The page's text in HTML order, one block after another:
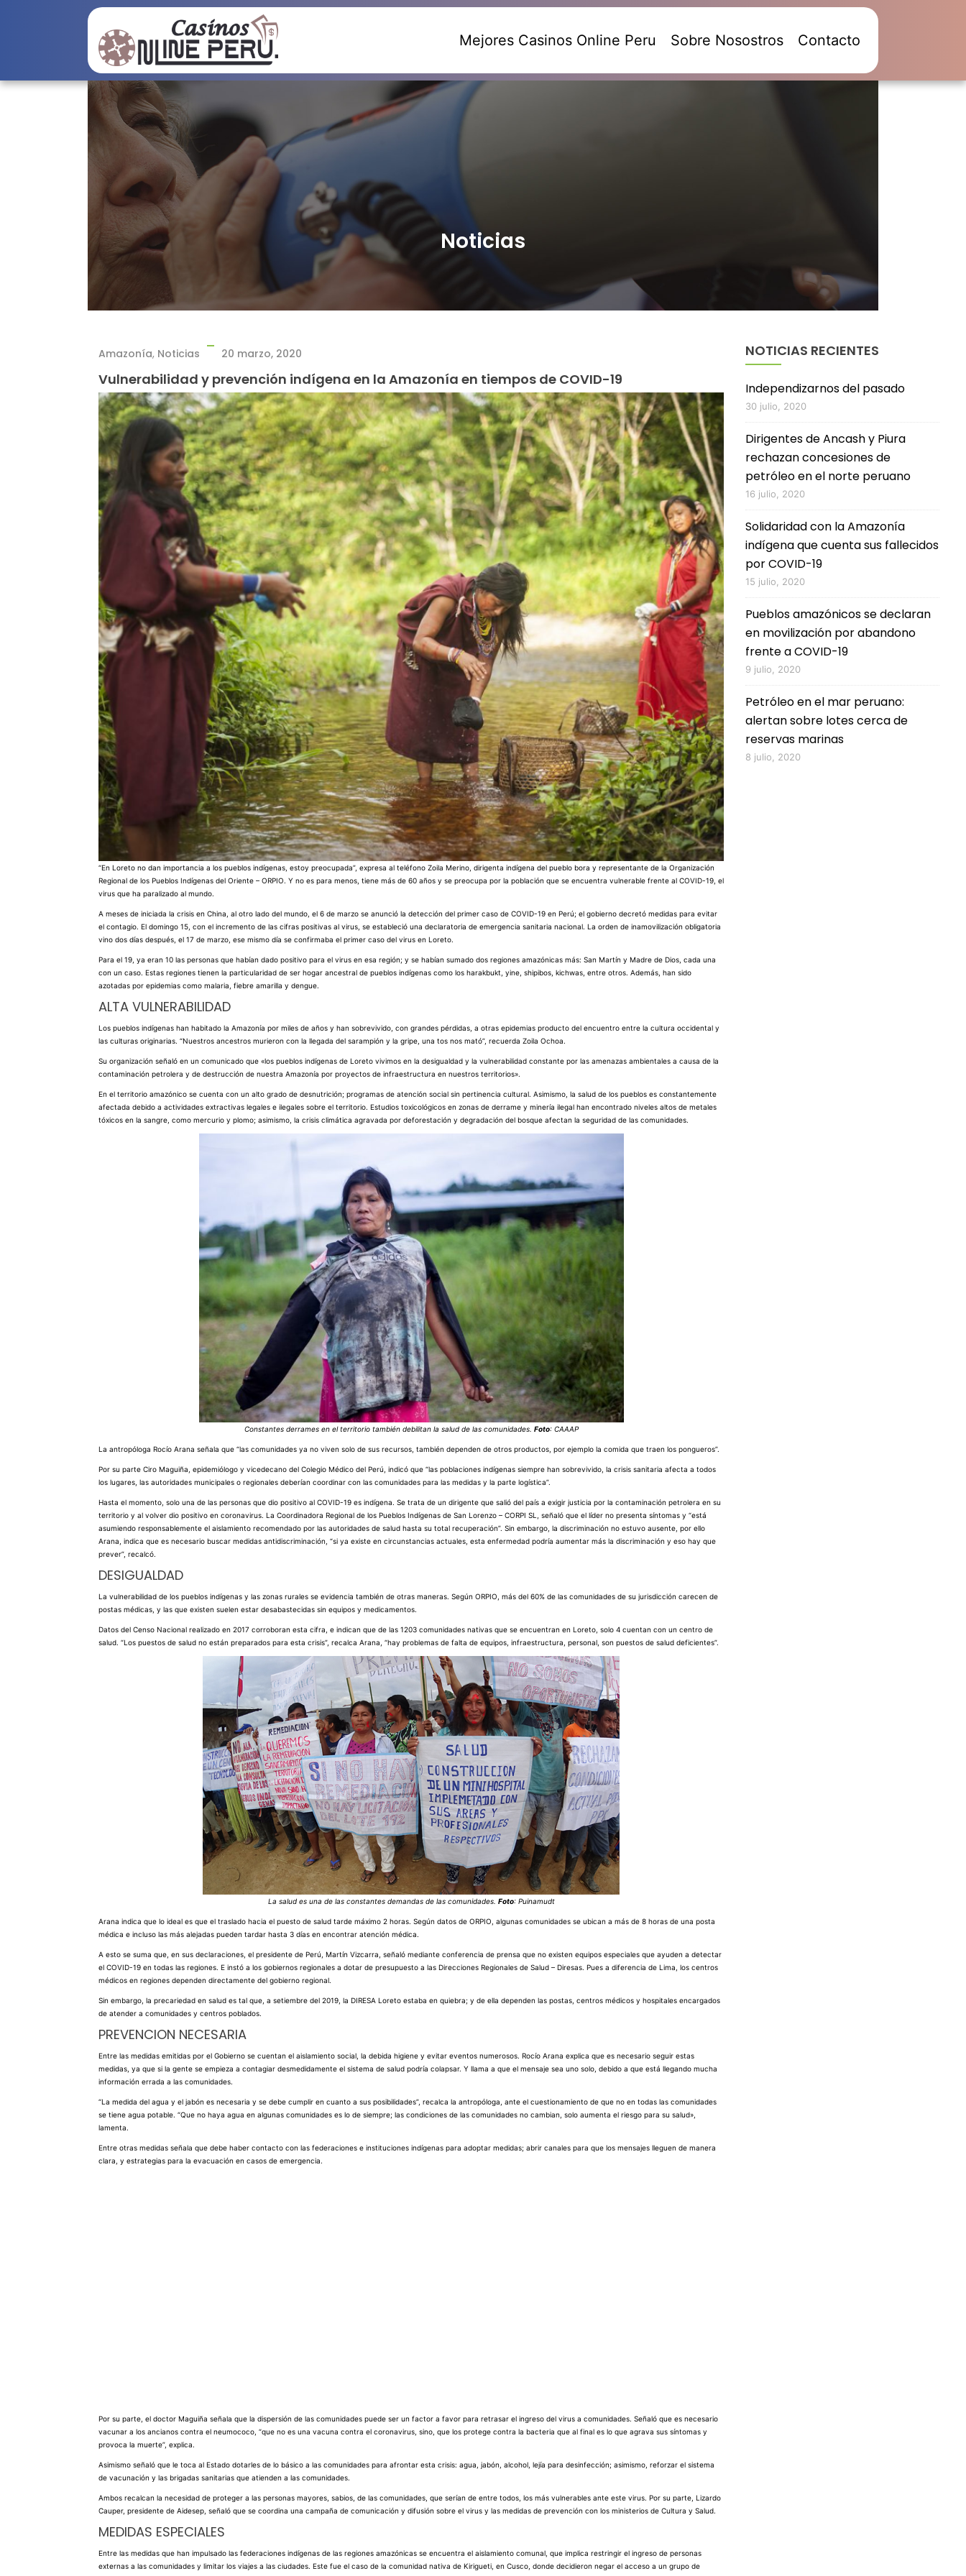
Mejores Casinos Online Peru Sobre Nosostros Contacto
Noticias
Amazonía, Noticias 20 marzo, 2020
Vulnerabilidad y prevención indígena en la Amazonía en tiempos de COVID-19
“En Loreto no dan importancia a los pueblos indígenas, estoy preocupada”, expresa al teléfono Zoila Merino, dirigenta indígena del pueblo bora y representante de la Organización
Regional de los Pueblos Indígenas del Oriente – ORPIO. Y no es para menos, tiene más de 60 años y se preocupa por la población que se encuentra vulnerable frente al COVID-19, el
virus que ha paralizado al mundo.
A meses de iniciada la crisis en China, al otro lado del mundo, el 6 de marzo se anunció la detección del primer caso de COVID-19 en Perú; el gobierno decretó medidas para evitar
el contagio. El domingo 15, con el incremento de las cifras positivas al virus, se estableció una declaratoria de emergencia sanitaria nacional. La orden de inamovilización obligatoria
vino dos días después, el 17 de marzo, ese mismo día se confirmaba el primer caso del virus en Loreto.
Para el 19, ya eran 10 las personas que habían dado positivo para el virus en esa región; y se habían sumado dos regiones amazónicas más: San Martín y Madre de Dios, cada una
con un caso. Estas regiones tienen la particularidad de ser hogar ancestral de pueblos indígenas como los harakbukt, yine, shipibos, kichwas, entre otros. Además, han sido
azotadas por epidemias como malaria, fiebre amarilla y dengue.
ALTA VULNERABILIDAD
Los pueblos indígenas han habitado la Amazonía por miles de años y han sobrevivido, con grandes pérdidas, a otras epidemias producto del encuentro entre la cultura occidental y
las culturas originarias. “Nuestros ancestros murieron con la llegada del sarampión y la gripe, una tos nos mató”, recuerda Zoila Ochoa.
Su organización señaló en un comunicado que «los pueblos indígenas de Loreto vivimos en la desigualdad y la vulnerabilidad constante por las amenazas ambientales a causa de la
contaminación petrolera y de destrucción de nuestra Amazonía por proyectos de infraestructura en nuestros territorios».
En el territorio amazónico se cuenta con un alto grado de desnutrición; programas de atención social sin pertinencia cultural. Asimismo, la salud de los pueblos es constantemente
afectada debido a actividades extractivas legales e ilegales sobre el territorio. Estudios toxicológicos en zonas de derrame y minería ilegal han encontrado niveles altos de metales
tóxicos en la sangre, como mercurio y plomo; asimismo, la crisis climática agravada por deforestación y degradación del bosque afectan la seguridad de las comunidades.
Constantes derrames en el territorio también debilitan la salud de las comunidades. Foto: CAAAP
La antropóloga Rocío Arana señala que “las comunidades ya no viven solo de sus recursos, también dependen de otros productos, por ejemplo la comida que traen los pongueros”.
Por su parte Ciro Maguiña, epidemiólogo y vicedecano del Colegio Médico del Perú, indicó que “las poblaciones indígenas siempre han sobrevivido, la crisis sanitaria afecta a todos
los lugares, las autoridades municipales o regionales deberían coordinar con las comunidades para las medidas y la parte logística”.
Hasta el momento, solo una de las personas que dio positivo al COVID-19 es indígena. Se trata de un dirigente que salió del país a exigir justicia por la contaminación petrolera en su
territorio y al volver dio positivo en coronavirus. La Coordinadora Regional de los Pueblos Indígenas de San Lorenzo – CORPI SL, señaló que el líder no presenta síntomas y “está
asumiendo responsablemente el aislamiento recomendado por las autoridades de salud hasta su total recuperación”. Sin embargo, la discriminación no estuvo ausente , por ello
Arana, indica que es necesario buscar medidas antidiscriminación, “si ya existe en circunstancias actuales, esta enfermedad podría aumentar más la discriminación y eso hay que
prever”, recalcó.
DESIGUALDAD
La vulnerabilidad de los pueblos indígenas y las zonas rurales se evidencia también de otras maneras. Según ORPIO, más del 60% de las comunidades de su jurisdicción carecen de
postas médicas, y las que existen suelen estar desabastecidas sin equipos y medicamentos.
Datos del Censo Nacional realizado en 2017 corroboran esta cifra, e indican que de las 1203 comunidades nativas que se encuentran en Loreto, solo 4 cuentan con un centro de
salud. “Los puestos de salud no están preparados para esta crisis”, recalca Arana, “hay problemas de falta de equipos, infraestructura, personal, son puestos de salud deficientes”.
La salud es una de las constantes demandas de las comunidades. Foto: Puinamudt
Arana indica que lo ideal es que el traslado hacia el puesto de salud tarde máximo 2 horas. Según datos de ORPIO, algunas comunidades se ubican a más de 8 horas de una posta
médica e incluso las más alejadas pueden tardar hasta 3 días en encontrar atención médica.
A esto se suma que, en sus declaraciones, el presidente de Perú, Martín Vizcarra, señaló mediante conferencia de prensa que no existen equipos especiales que ayuden a detectar
el COVID-19 en todas las regiones. E instó a los gobiernos regionales a dotar de presupuesto a las Direcciones Regionales de Salud – Diresas. Pues a diferencia de Lima, los centros
médicos en regiones dependen directamente del gobierno regional.
Sin embargo, la precariedad en salud es tal que, a setiembre del 2019, la DIRESA Loreto estaba en quiebra; y de ella dependen las postas, centros médicos y hospitales encargados
de atender a comunidades y centros poblados.
PREVENCION NECESARIA
Entre las medidas emitidas por el Gobierno se cuentan el aislamiento social, la debida higiene y evitar eventos numerosos. Rocío Arana explica que es necesario seguir estas
medidas, ya que si la gente se empieza a contagiar desmedidamente el sistema de salud podría colapsar. Y llama a que el mensaje sea uno solo, debido a que está llegando mucha
información errada a las comunidades.
“La medida del agua y el jabón es necesaria y se debe cumplir en cuanto a sus posibilidades”, recalca la antropóloga, ante el cuestionamiento de que no en todas las comunidades
se tiene agua potable. “Que no haya agua en algunas comunidades es lo de siempre; las condiciones de las comunidades no cambian, solo aumenta el riesgo para su salud»,
lamenta.
Entre otras medidas señala que debe haber contacto con las federaciones e instituciones indígenas para adoptar medidas; abrir canales para que los mensajes lleguen de manera
clara, y estrategias para la evacuación en casos de emergencia.
Por su parte, el doctor Maguiña señala que la dispersión de las comunidades puede ser un factor a favor para retrasar el ingreso del virus a comunidades. Señaló que es necesario
vacunar a los ancianos contra el neumococo, “que no es una vacuna contra el coronavirus, sino, que los protege contra la bacteria que al final es lo que agrava sus síntomas y
provoca la muerte”, explica.
Asimismo señaló que le toca al Estado dotarles de lo básico a las comunidades para afrontar esta crisis: agua, jabón, alcohol, lejía para desinfección; asimismo, reforzar el sistema
de vacunación y las brigadas sanitarias que atienden a las comunidades.
Ambos recalcan la necesidad de proteger a las personas mayores, sabios, de las comunidades, que serían de entre todos, los más vulnerables ante este virus. Por su parte, Lizardo
Cauper, presidente de Aidesep, señaló que se coordina una campaña de comunicación y difusión sobre el virus y las medidas de prevención con los ministerios de Cultura y Salud.
MEDIDAS ESPECIALES
Entre las medidas que han impulsado las federaciones indígenas de las regiones amazónicas se encuentra el aislamiento comunal, que implica restringir el ingreso de personas
externas a las comunidades y limitar los viajes a las ciudades. Este fue el caso de la comunidad nativa de Kirigueti, en Cusco, donde decidieron negar el acceso a un grupo de
NOTICIAS RECIENTES
Independizarnos del pasado
30 julio, 2020
Dirigentes de Ancash y Piura
rechazan concesiones de
petróleo en el norte peruano
16 julio, 2020
Solidaridad con la Amazonía
indígena que cuenta sus fallecidos
por COVID-19
15 julio, 2020
Pueblos amazónicos se declaran
en movilización por abandono
frente a COVID-19
9 julio, 2020
Petróleo en el mar peruano:
alertan sobre lotes cerca de
reservas marinas
8 julio, 2020